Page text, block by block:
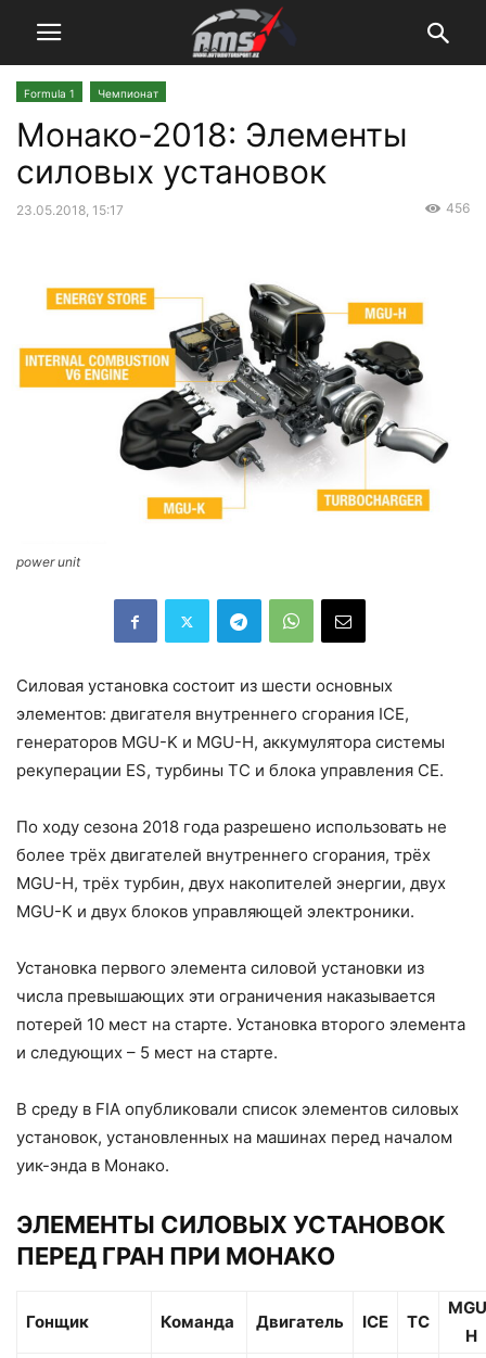
Formula 1 Чемпионат
Монако-2018: Элементы
силовых установок
23.05.2018, 15:17 456
power unit
Силовая установка состоит из шести основных
элементов: двигателя внутреннего сгорания ICE,
генераторов MGU-K и MGU-H, аккумулятора системы
рекуперации ES, турбины TC и блока управления CE.
По ходу сезона 2018 года разрешено использовать не
более трёх двигателей внутреннего сгорания, трёх
MGU-H, трёх турбин, двух накопителей энергии, двух
MGU-K и двух блоков управляющей электроники.
Установка первого элемента силовой установки из
числа превышающих эти ограничения наказывается
потерей 10 мест на старте. Установка второго элемента
и следующих – 5 мест на старте.
В среду в FIA опубликовали список элементов силовых
установок, установленных на машинах перед началом
уик-энда в Монако.
ЭЛЕМЕНТЫ СИЛОВЫХ УСТАНОВОК
ПЕРЕД ГРАН ПРИ МОНАКО
Гонщик Команда Двигатель ICE TC
H